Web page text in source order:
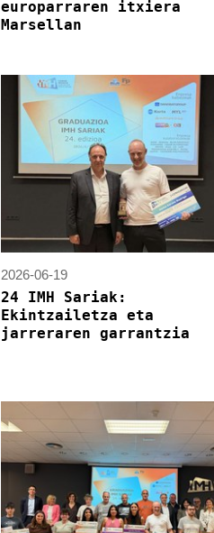
europarraren itxiera
Marsellan
2026-06-19
24 IMH Sariak:
Ekintzailetza eta
jarreraren garrantzia